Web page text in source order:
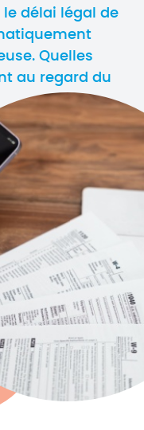
délai légal de
Quelles
au regard du